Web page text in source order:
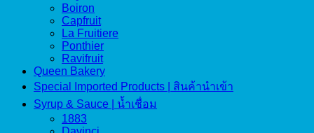
Boiron
Capfruit
La Fruitiere
Ponthier
Ravifruit
Queen Bakery
Special Imported Products | สินค้านำเข้า
Syrup & Sauce | น้ำเชื่อม
1883